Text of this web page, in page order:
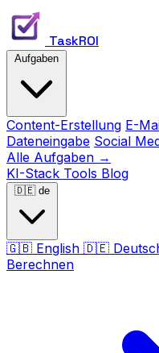
TaskROI
Content-Erstellung E-
Dateneingabe Social
Alle Aufgaben →
KI-Stack Tools Blog
🇩🇪 de
🇬🇧 English 🇩🇪
Berechnen